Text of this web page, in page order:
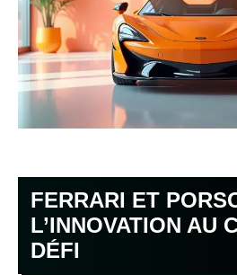
FERRARI ET
L’INNOVATION AU
DÉFI